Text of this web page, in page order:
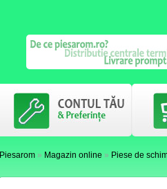
Piesarom» Magazin online » Piese de